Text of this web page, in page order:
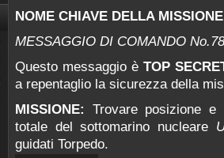
NOME CHIAVE DELLA
MESSAGGIO DI COMANDO
Questo messaggio è TOP
a repentaglio la sicurezza della
MISSIONE:
Trovare posizione
totale del sottomarino nucleare
guidati Torpedo.